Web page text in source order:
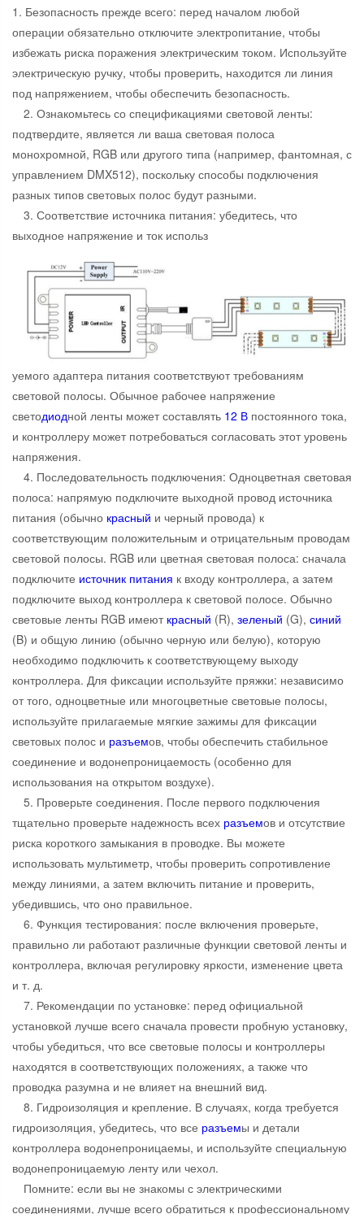
1. Безопасность прежде всего: перед началом любой
операции обязательно отключите электропитание, чтобы
избежать риска поражения электрическим током. Используйте
электрическую ручку, чтобы проверить, находится ли линия
под напряжением, чтобы обеспечить безопасность.
2. Ознакомьтесь со спецификациями световой ленты:
подтвердите, является ли ваша световая полоса
монохромной, RGB или другого типа (например, фантомная, с
управлением DMX512), поскольку способы подключения
разных типов световых полос будут разными.
3. Соответствие источника питания: убедитесь, что
выходное напряжение и ток использ
уемого адаптера питания соответствуют требованиям
световой полосы. Обычное рабочее напряжение
светодиодной ленты может составлять 12 В постоянного тока,
и контроллеру может потребоваться согласовать этот уровень
напряжения.
4. Последовательность подключения: Одноцветная световая
полоса: напрямую подключите выходной провод источника
питания (обычно красный и черный провода) к
соответствующим положительным и отрицательным проводам
световой полосы. RGB или цветная световая полоса: сначала
подключите источник питания к входу контроллера, а затем
подключите выход контроллера к световой полосе. Обычно
световые ленты RGB имеют красный (R), зеленый (G), синий
(B) и общую линию (обычно черную или белую), которую
необходимо подключить к соответствующему выходу
контроллера. Для фиксации используйте пряжки: независимо
от того, одноцветные или многоцветные световые полосы,
используйте прилагаемые мягкие зажимы для фиксации
световых полос и разъемов, чтобы обеспечить стабильное
соединение и водонепроницаемость (особенно для
использования на открытом воздухе).
5. Проверьте соединения. После первого подключения
тщательно проверьте надежность всех разъемов и отсутствие
риска короткого замыкания в проводке. Вы можете
использовать мультиметр, чтобы проверить сопротивление
между линиями, а затем включить питание и проверить,
убедившись, что оно правильное.
6. Функция тестирования: после включения проверьте,
правильно ли работают различные функции световой ленты и
контроллера, включая регулировку яркости, изменение цвета
и т. д.
7. Рекомендации по установке: перед официальной
установкой лучше всего сначала провести пробную установку,
чтобы убедиться, что все световые полосы и контроллеры
находятся в соответствующих положениях, а также что
проводка разумна и не влияет на внешний вид.
8. Гидроизоляция и крепление. В случаях, когда требуется
гидроизоляция, убедитесь, что все разъемы и детали
контроллера водонепроницаемы, и используйте специальную
водонепроницаемую ленту или чехол.
Помните: если вы не знакомы с электрическими
соединениями, лучше всего обратиться к профессиональному